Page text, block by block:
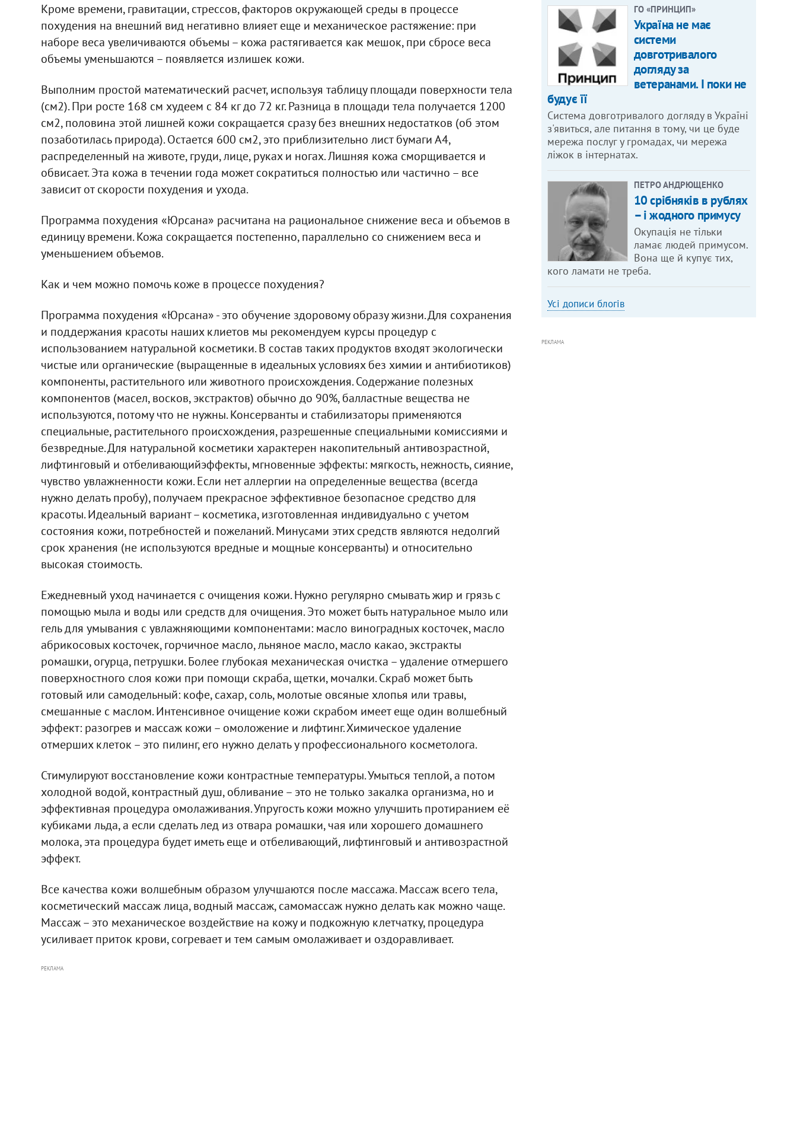
Кроме времени, гравитации, стрессов, факторов окружающей среды в процессе
похудения на внешний вид негативно влияет еще и механическое растяжение: при
наборе веса увеличиваются объемы – кожа растягивается как мешок, при сбросе веса
объемы уменьшаются – появляется излишек кожи.
Выполним простой математический расчет, используя таблицу площади поверхности тела
(см2). При росте 168 см худеем с 84 кг до 72 кг. Разница в площади тела получается 1200
см2, половина этой лишней кожи сокращается сразу без внешних недостатков (об этом
позаботилась природа). Остается 600 см2, это приблизительно лист бумаги А4,
распределенный на животе, груди, лице, руках и ногах. Лишняя кожа сморщивается и
обвисает. Эта кожа в течении года может сократиться полностью или частично – все
зависит от скорости похудения и ухода.
Программа похудения «Юрсана» расчитана на рациональное снижение веса и объемов в
единицу времени. Кожа сокращается постепенно, параллельно со снижением веса и
уменьшением объемов.
Как и чем можно помочь коже в процессе похудения?
Программа похудения «Юрсана» - это обучение здоровому образу жизни. Для сохранения
и поддержания красоты наших клиетов мы рекомендуем курсы процедур с
использованием натуральной косметики. В состав таких продуктов входят экологически
чистые или органические (выращенные в идеальных условиях без химии и антибиотиков)
компоненты, растительного или животного происхождения. Содержание полезных
компонентов (масел, восков, экстрактов) обычно до 90%, балластные вещества не
используются, потому что не нужны. Консерванты и стабилизаторы применяются
специальные, растительного происхождения, разрешенные специальными комиссиями и
безвредные. Для натуральной косметики характерен накопительный антивозрастной,
лифтинговый и отбеливающийэффекты, мгновенные эффекты: мягкость, нежность, сияние,
чувство увлажненности кожи. Если нет аллергии на определенные вещества (всегда
нужно делать пробу), получаем прекрасное эффективное безопасное средство для
красоты. Идеальный вариант – косметика, изготовленная индивидуально с учетом
состояния кожи, потребностей и пожеланий. Минусами этих средств являются недолгий
срок хранения (не используются вредные и мощные консерванты) и относительно
высокая стоимость.
Ежедневный уход начинается с очищения кожи. Нужно регулярно смывать жир и грязь с
помощью мыла и воды или средств для очищения. Это может быть натуральное мыло или
гель для умывания с увлажняющими компонентами: масло виноградных косточек, масло
абрикосовых косточек, горчичное масло, льняное масло, масло какао, экстракты
ромашки, огурца, петрушки. Более глубокая механическая очистка – удаление отмершего
поверхностного слоя кожи при помощи скраба, щетки, мочалки. Скраб может быть
готовый или самодельный: кофе, сахар, соль, молотые овсяные хлопья или травы,
смешанные с маслом. Интенсивное очищение кожи скрабом имеет еще один волшебный
эффект: разогрев и массаж кожи – омоложение и лифтинг. Химическое удаление
отмерших клеток – это пилинг, его нужно делать у профессионального косметолога.
Стимулируют восстановление кожи контрастные температуры. Умыться теплой, а потом
холодной водой, контрастный душ, обливание – это не только закалка организма, но и
эффективная процедура омолаживания. Упругость кожи можно улучшить протиранием её
кубиками льда, а если сделать лед из отвара ромашки, чая или хорошего домашнего
молока, эта процедура будет иметь еще и отбеливающий, лифтинговый и антивозрастной
эффект.
Все качества кожи волшебным образом улучшаются после массажа. Массаж всего тела,
косметический массаж лица, водный массаж, самомассаж нужно делать как можно чаще.
Массаж – это механическое воздействие на кожу и подкожную клетчатку, процедура
усиливает приток крови, согревает и тем самым омолаживает и оздоравливает.
РЕКЛАМА
ГО «ПРИНЦИП»
Україна не має
системи
довготривалого
догляду за
ветеранами. І поки не
будує її
Система довготривалого догляду в Україні
з'явиться, але питання в тому, чи це буде
мережа послуг у громадах, чи мережа
ліжок в інтернатах.
ПЕТРО АНДРЮЩЕНКО
10 срібняків в рублях
– і жодного примусу
Окупація не тільки
ламає людей примусом.
Вона ще й купує тих,
кого ламати не треба.
Усі дописи блогів
РЕКЛАМА